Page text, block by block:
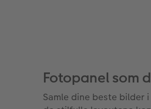
Fotopanel som
Samle dine beste